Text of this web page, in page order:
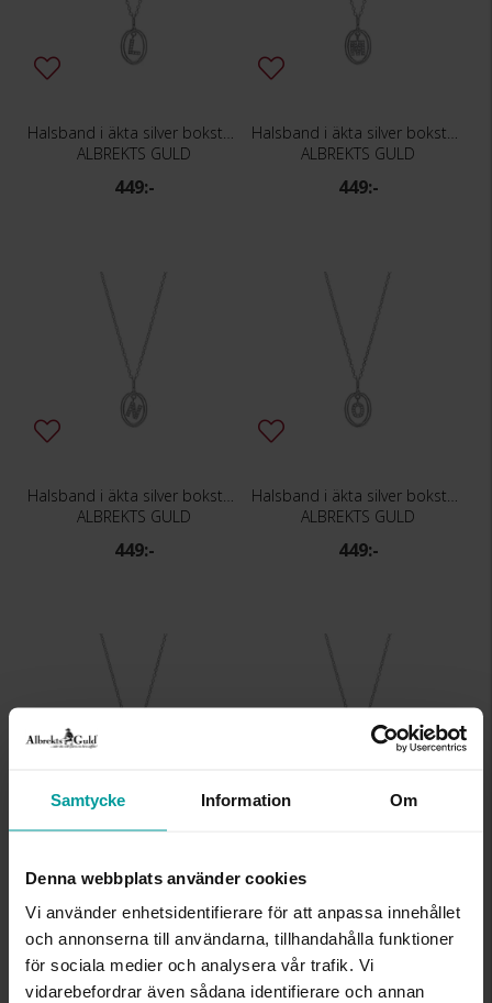
Samtycke Information Om
Denna webbplats använder cookies
Vi använder enhetsidentifierare för att anpassa innehållet
och annonserna till användarna, tillhandahålla funktioner
för sociala medier och analysera vår trafik. Vi
vidarebefordrar även sådana identifierare och annan
Halsband i äkta silver bokstav L
ALBREKTS GULD
449:-
Halsband i äkta silver bokstav M
ALBREKTS GULD
449:-
ALBREKTS GULD
449:-
ALBREKTS GULD
449:-
ALBREKTS GULD
449:-
ALBREKTS GULD
449:-